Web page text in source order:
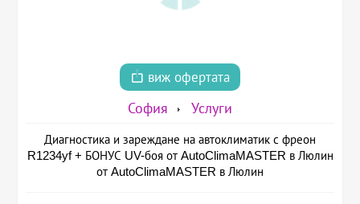
виж офертата
София Услуги
Диагностика и зареждане на автоклиматик с фреон
R1234yf + БОНУС UV-боя от AutoClimaMASTER в Люлин
от AutoClimaMASTER в Люлин